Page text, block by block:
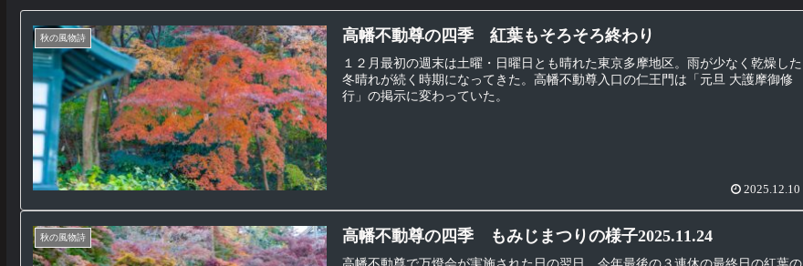
秋の風物詩 高幡不動尊の四季 紅葉もそろそろ終わり
１２月最初の週末は土曜・日曜日とも晴れた東京多摩地区。雨が少なく乾燥した
冬晴れが続く時期になってきた。高幡不動尊入口の仁王門は「元旦 大護摩御修
行」の掲示に変わっていた。
2025.12.10
秋の風物詩 高幡不動尊の四季 もみじまつりの様子2025.11.24